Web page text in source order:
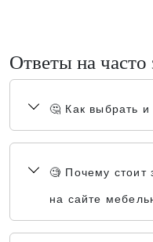
Ответы на
🤔 Как выбрать
🧐 Почему
на сайте